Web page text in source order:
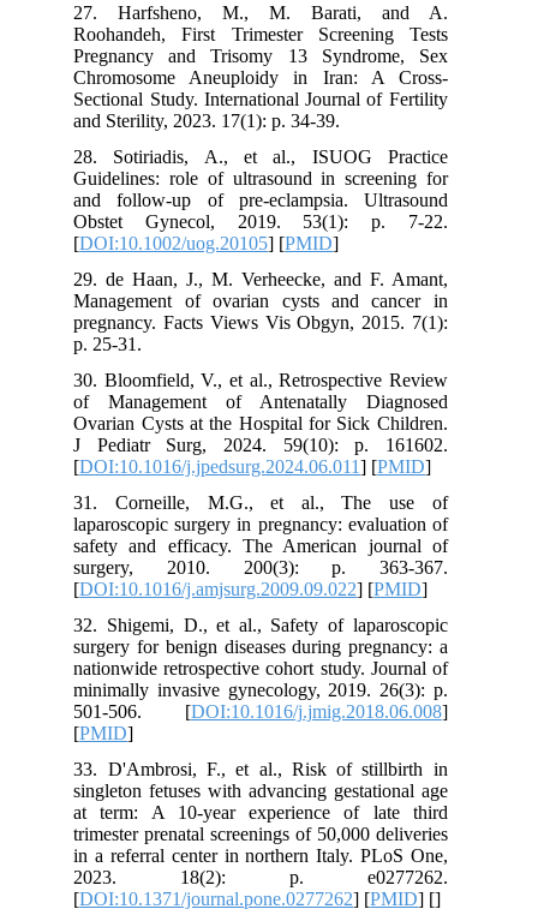
27. Harfsheno, M., M. Barati, and A.
Roohandeh, First Trimester Screening Tests
Pregnancy and Trisomy 13 Syndrome, Sex
Chromosome Aneuploidy in Iran: A Cross-
Sectional Study. International Journal of Fertility
and Sterility, 2023. 17(1): p. 34-39.
28. Sotiriadis, A., et al., ISUOG Practice
Guidelines: role of ultrasound in screening for
and follow-up of pre-eclampsia. Ultrasound
Obstet Gynecol, 2019. 53(1): p. 7-22.
[DOI:10.1002/uog.20105] [PMID
29. de Haan, J., M. Verheecke, and F. Amant,
Management of ovarian cysts and cancer in
pregnancy. Facts Views Vis Obgyn, 2015. 7(1):
p. 25-31.
30. Bloomfield, V., et al., Retrospective Review
of Management of Antenatally Diagnosed
Ovarian Cysts at the Hospital for Sick Children.
J Pediatr Surg, 2024. 59(10): p. 161602.
[DOI:10.1016/j.jpedsurg.2024.06.011] [PMID
31. Corneille, M.G., et al., The use of
laparoscopic surgery in pregnancy: evaluation of
safety and efficacy. The American journal of
surgery, 2010. 200(3): p. 363-367.
[DOI:10.1016/j.amjsurg.2009.09.022] [PMID
32. Shigemi, D., et al., Safety of laparoscopic
surgery for benign diseases during pregnancy: a
nationwide retrospective cohort study. Journal of
minimally invasive gynecology, 2019. 26(3): p.
501-506. [DOI:10.1016/j.jmig.2018.06.008
[PMID
33. D'Ambrosi, F., et al., Risk of stillbirth in
singleton fetuses with advancing gestational age
at term: A 10-year experience of late third
trimester prenatal screenings of 50,000 deliveries
in a referral center in northern Italy. PLoS One,
2023. 18(2): p. e0277262.
[DOI:10.1371/journal.pone.0277262] [PMID] [